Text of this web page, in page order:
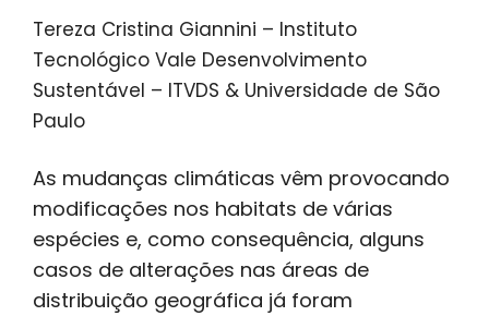
Tereza Cristina Giannini – Instituto
Tecnológico Vale Desenvolvimento
Sustentável – ITVDS & Universidade de São
Paulo
As mudanças climáticas vêm provocando
modificações nos habitats de várias
espécies e, como consequência, alguns
casos de alterações nas áreas de
distribuição geográfica já foram